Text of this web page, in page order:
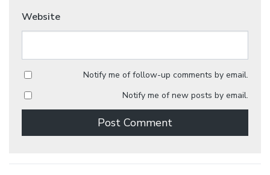
Website
Notify me of follow-up comments by email.
Notify me of new posts by email.